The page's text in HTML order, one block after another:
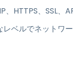
HTTPS、SSL、
レベルでネットワ